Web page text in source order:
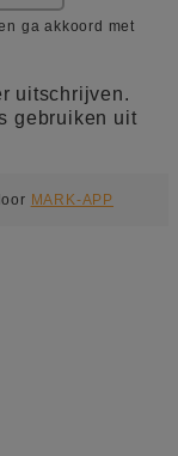
ga akkoord met
uitschrijven.
gebruiken uit
MARK-APP